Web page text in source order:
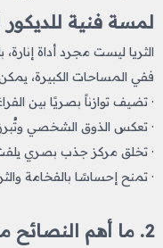
لمسة فنية للديكور
الثريا ليست مجرد أداة
ففي المساحات الكبيرة، يمكن
· تضيف توازناً بصريًا بين
· تعكس الذوق الشخصي وتُبرز
· تخلق مركز جذب بصري يلفت
· تمنح إحساسًا بالفخامة
2. ما أهم